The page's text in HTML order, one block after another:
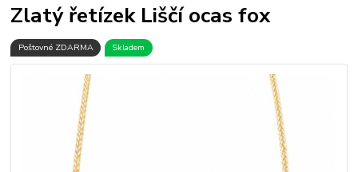
Zlatý řetízek Liščí ocas fox
Poštovné ZDARMA Skladem